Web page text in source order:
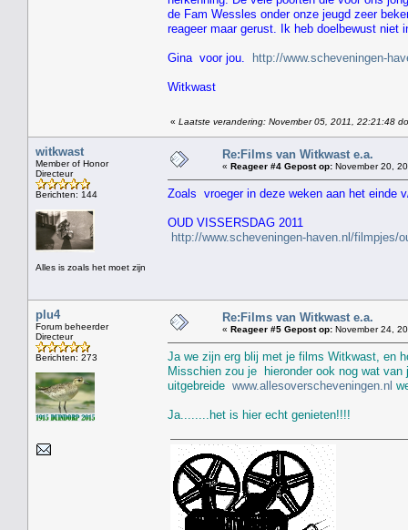
de Fam Wessles onder onze jeugd zeer
reageer maar gerust. Ik heb doelbewust niet
Gina voor jou. http://www.scheveningen-
Witkwast
« Laatste verandering: November 05, 2011, 22:21:48
witkwast
Member of Honor
Directeur
Berichten: 144
Alles is zoals het moet zijn
Re:Films van Witkwast e.a.
« Reageer #4 Gepost op: November 20,
Zoals vroeger in deze weken aan het einde
OUD VISSERSDAG 2011
http://www.scheveningen-haven.nl/filmpjes/
plu4
Forum beheerder
Directeur
Berichten: 273
Re:Films van Witkwast e.a.
« Reageer #5 Gepost op: November 24,
Ja we zijn erg blij met je films Witkwast, en
Misschien zou je hieronder ook nog wat van
uitgebreide www.allesoverscheveningen.nl
Ja........het is hier echt genieten!!!!